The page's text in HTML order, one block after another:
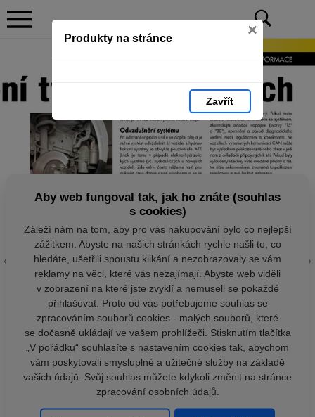
Produkty na stránce ×
Zavřít
Aby web fungoval tak, jak ho znáte (souhlas
s cookies)
Záleží nám na tom, aby pro vás nakupování bylo co nejlepší
zážitkem. Abyste na našich stránkách rychle našli to, co
hledáte, ušetřili spoustu klikání a nezobrazovaly se vám
reklamy na věci, které vás nezajímají. Abyste web viděli
v zobrazení na které jste zvyklí a nemuseli se pokaždé
přihlašovat. Proto od vás potřebujeme souhlas se
zpracováním souborů cookies - malých souborů, které
se dočasně ukládají ve vašem prohlížeči. Stisknutím tlačítka
„V pořádku“ souhlasíte s nastavením cookies tak, abychom
vám poskytovali smysluplné a užitečné služby na základě
vašich údajů. Svůj souhlas můžete kdykoli změnit na stránce
zpracování osobních údajů.